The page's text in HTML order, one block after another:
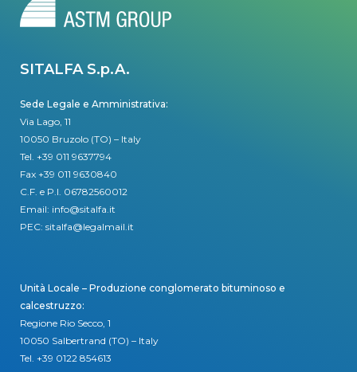
SITALFA S.p.A.
Sede Legale e Amministrativa:
Via Lago, 11
10050 Bruzolo (TO) – Italy
Tel. +39 011 9637794
Fax +39 011 9630840
C.F. e P.I. 06782560012
Email: info@sitalfa.it
PEC: sitalfa@legalmail.it
Unità Locale – Produzione conglomerato bituminoso e
calcestruzzo:
Regione Rio Secco, 1
10050 Salbertrand (TO) – Italy
Tel. +39 0122 854613